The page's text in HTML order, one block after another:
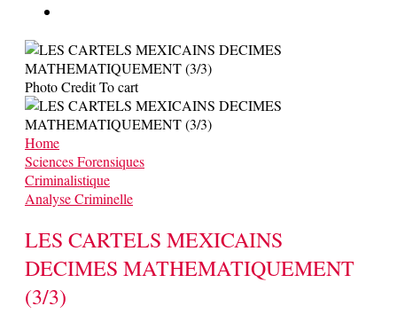
Photo Credit To cart
Home
Sciences Forensiques
Criminalistique
Analyse Criminelle
LES CARTELS MEXICAINS
DECIMES MATHEMATIQUEMENT
(3/3)